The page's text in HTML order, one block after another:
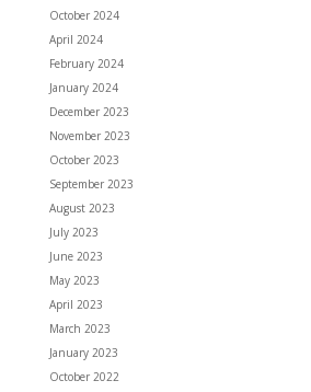
October 2024
April 2024
February 2024
January 2024
December 2023
November 2023
October 2023
September 2023
August 2023
July 2023
June 2023
May 2023
April 2023
March 2023
January 2023
October 2022